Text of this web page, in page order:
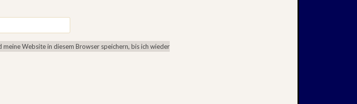
Website in diesem Browser speichern, bis ich wieder